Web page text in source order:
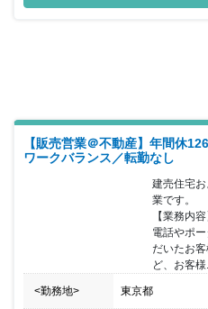
年をさらなる飛躍のステージと捉
経験によっては主任・課長代理か
メントを担うマネージャークラス
り、若いうちから積極的にチャレ
【販売営業＠不動産】年間休
ワークバランス／転勤なし
建売住宅
業です。
【業務内容
電話やポ
だいたお
ど、お客様...
<勤務地> 東京都